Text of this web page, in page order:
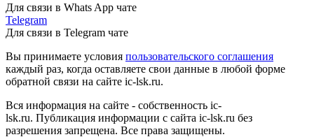
Для связи в Whats App чате
Telegram
Для связи в Telegram чате
Вы принимаете условия пользовательского соглашения
каждый раз, когда оставляете свои данные в любой форме
обратной связи на сайте ic-lsk.ru.
Вся информация на сайте - собственность ic-
lsk.ru. Публикация информации с сайта ic-lsk.ru без
разрешения запрещена. Все права защищены.